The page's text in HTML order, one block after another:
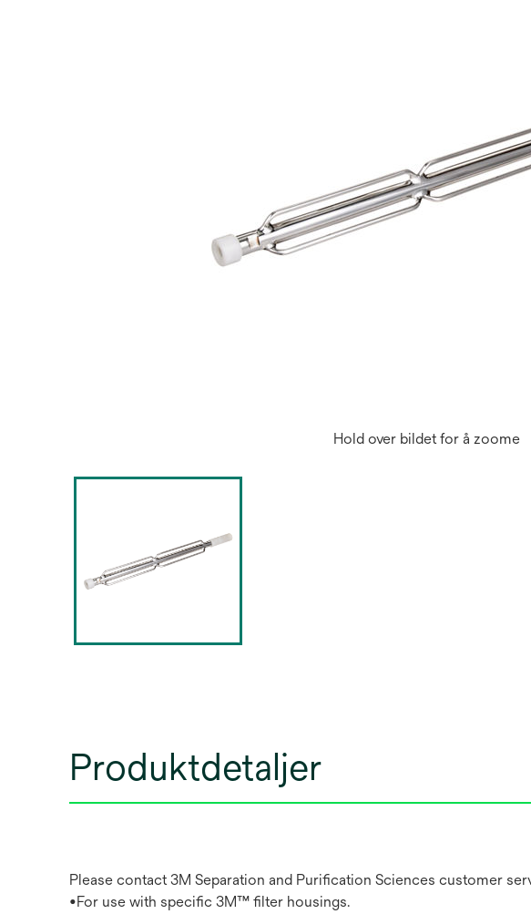
Hold over bildet for å zoome
Produktdetaljer
Please contact 3M Separation and Purification Sciences customer
•For use with specific 3M™ filter housings.